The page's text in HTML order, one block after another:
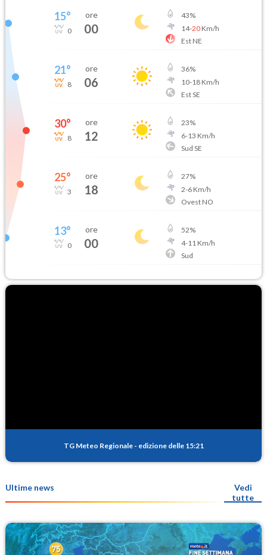
15°
0
ore
00
43%
14-20Km/h
Est NE
21°
8
ore
06
36%
10-18Km/h
Est SE
30°
8
ore
12
23%
6-13 Km/h
Sud SE
25°
3
ore
18
27%
2-6Km/h
Ovest NO
13°
0
ore
00
52%
4-11 Km/h
Sud
TG Meteo Regionale - edizione delle 15:21
Ultime news
Vedi
tutte